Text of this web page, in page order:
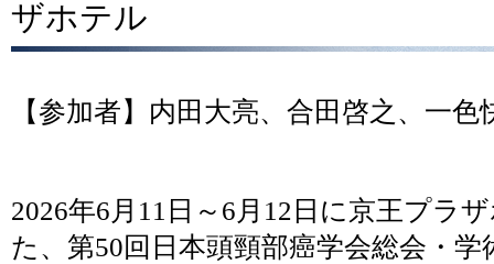
ザホテル
【参加者】内田大亮、合田啓之、一色
2026年6月11日～6月12日に京王プラ
た、第50回日本頭頸部癌学会総会・